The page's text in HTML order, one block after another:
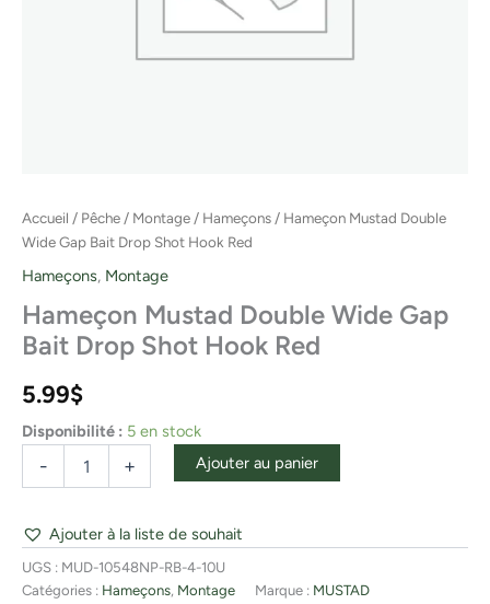
Accueil / Pêche / Montage / Hameçons / Hameçon Mustad Double
Wide Gap Bait Drop Shot Hook Red
Hameçons, Montage
Hameçon Mustad Double Wide Gap
Bait Drop Shot Hook Red
5.99$
Disponibilité : 5 en stock
- + Ajouter au panier
Ajouter à la liste de souhait
UGS : MUD-10548NP-RB-4-10U
Catégories : Hameçons, Montage Marque : MUSTAD